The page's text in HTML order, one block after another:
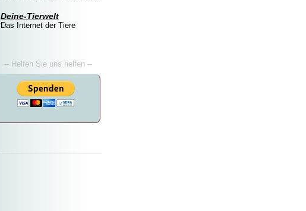
Deine-Tierwelt
Das Internet der Tiere
-- Helfen Sie uns helfen --